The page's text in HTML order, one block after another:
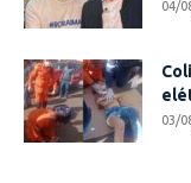
04/
03/